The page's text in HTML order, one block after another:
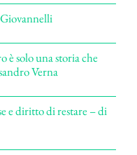
solo una storia che
Verna
e diritto di restare – di